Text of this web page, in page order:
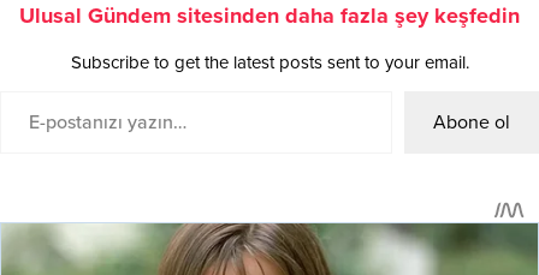
Ulusal Gündem sitesinden daha fazla şey keşfedin
Subscribe to get the latest posts sent to your email.
Abone ol